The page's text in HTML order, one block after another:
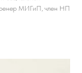
МИГиП, член НП